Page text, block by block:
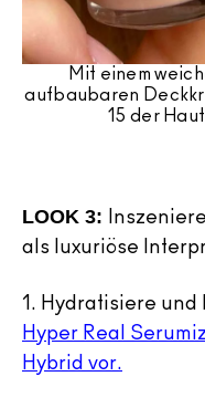
Mit einem
aufbaubaren
15 der
LOOK 3:
als luxuriöse
1. Hydratisiere und
Hyper Real
Hybrid vor.